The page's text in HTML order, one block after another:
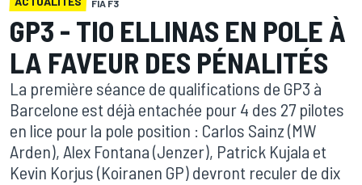
FIA F3
GP3 - TIO ELLINAS EN POLE À
LA FAVEUR DES PÉNALITÉS
La première séance de qualifications de GP3 à
Barcelone est déjà entachée pour 4 des 27 pilotes
en lice pour la pole position : Carlos Sainz (MW
Arden), Alex Fontana (Jenzer), Patrick Kujala et
Kevin Korjus (Koiranen GP) devront reculer de dix